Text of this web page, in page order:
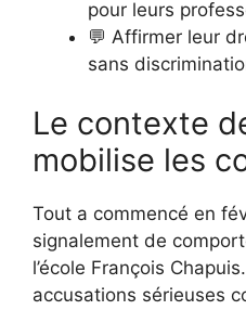
pour leurs
💬 Affirmer leur
sans
Le contexte
mobilise les
Tout a commencé en
signalement de
l’école François
accusations sérieuses